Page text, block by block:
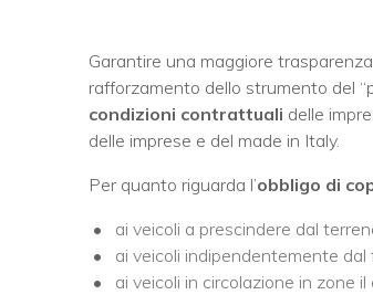
Garantire una maggiore
rafforzamento dello strumento del
condizioni contrattuali delle
delle imprese e del made in Italy.
Per quanto riguarda l’obbligo di
ai veicoli a prescindere dal
ai veicoli indipendentemente
ai veicoli in circolazione in zone